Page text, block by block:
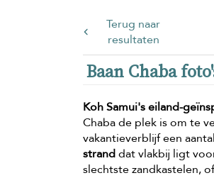
Terug naar
resultaten
Baan Chaba
Koh Samui's eiland-
Chaba de plek is om te
vakantieverblijf een
stranddat vlakbij ligt
slechtste zandkastelen,